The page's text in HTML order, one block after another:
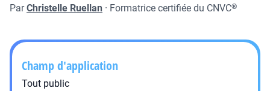
ParChristelle Ruellan · Formatrice certifiée du CNVC®
Champ d'application
Tout public